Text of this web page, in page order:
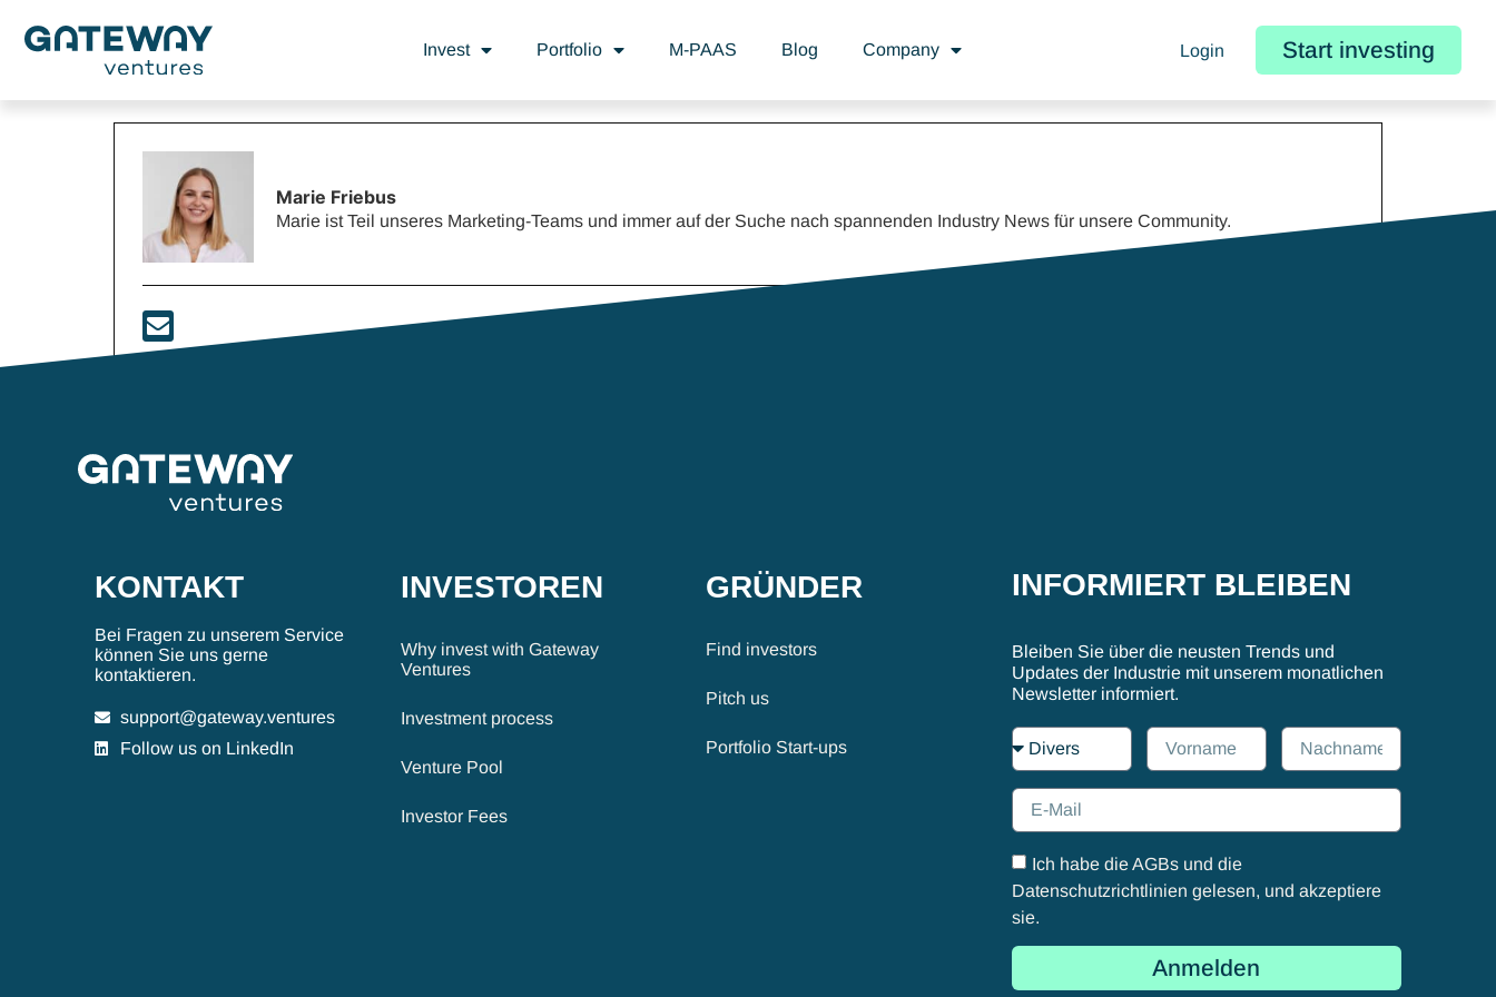
Invest Portfolio M-PAAS Blog Company Login Start investing
Marie Friebus
Marie ist Teil unseres Marketing-Teams und immer auf der Suche nach spannenden Industry News für unsere Community.
KONTAKT
Bei Fragen zu unserem Service
können Sie uns gerne
kontaktieren.
support@gateway.ventures
Follow us on LinkedIn
INVESTOREN
Why invest with Gateway
Ventures
Investment process
Venture Pool
Investor Fees
GRÜNDER
Find investors
Pitch us
Portfolio Start-ups
INFORMIERT BLEIBEN
Bleiben Sie über die neusten Trends und
Updates der Industrie mit unserem monatlichen
Newsletter informiert.
Ich habe die AGBs und die
Datenschutzrichtlinien gelesen, und akzeptiere
sie.
Anmelden